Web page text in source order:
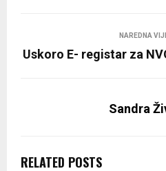
NAREDNA
Uskoro E- registar za
Sandra
RELATED POSTS